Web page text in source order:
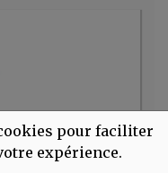
pour faciliter
expérience.